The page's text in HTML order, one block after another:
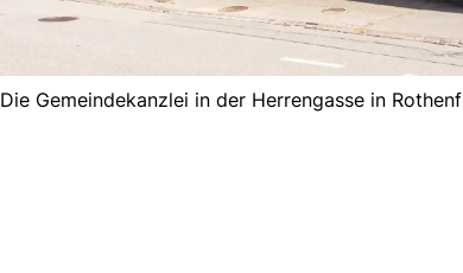
Die Gemeindekanzlei in der Herrengasse in